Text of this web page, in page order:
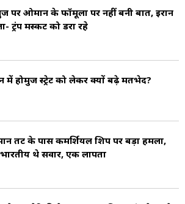
पर ओमान के फॉर्मूला पर नहीं बनी बात, ईरान
ट्रंप मस्कट को डरा रहे
में होर्मुज स्ट्रेट को लेकर क्यों बढ़े मतभेद?
तट के पास कमर्शियल शिप पर बड़ा हमला,
थे सवार, एक लापता